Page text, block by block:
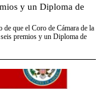
y un Diploma de
que el Coro de Cámara de la
premios y un Diploma de